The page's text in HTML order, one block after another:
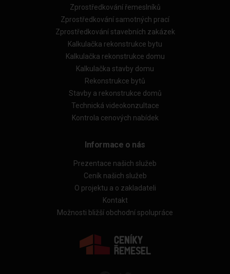
Zprostředkování řemeslníků
Zprostředkování samotných prací
Zprostředkování stavebních zakázek
Kalkulačka rekonstrukce bytu
Kalkulačka rekonstrukce domu
Kalkulačka stavby domu
Rekonstrukce bytů
Stavby a rekonstrukce domů
Technická videokonzultace
Kontrola cenových nabídek
Informace o nás
Prezentace našich služeb
Ceník našich služeb
O projektu a o zakladateli
Kontakt
Možnosti bližší obchodní spolupráce